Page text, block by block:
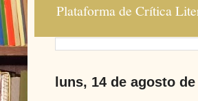
Plataforma de Crítica
luns, 14 de agosto de